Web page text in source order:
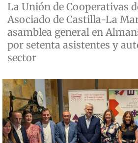
La Unión de Cooperativas
Asociado de Castilla-La
asamblea general en
por setenta asistentes y
sector